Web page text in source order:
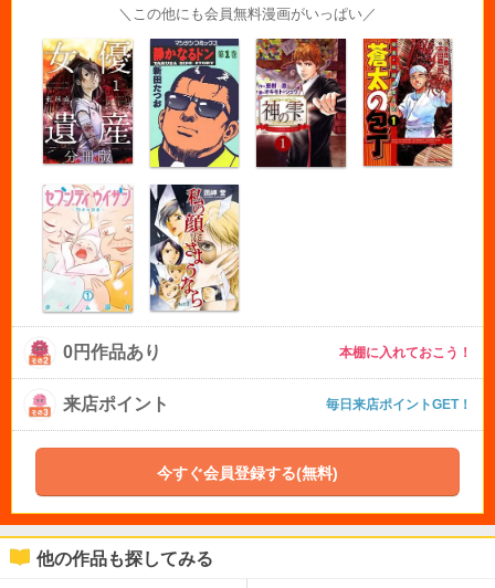
＼この他にも会員無料漫画がいっぱい／
0円作品あり 本棚に入れておこう！
来店ポイント 毎日来店ポイントGET！
今すぐ会員登録する(無料)
他の作品も探してみる